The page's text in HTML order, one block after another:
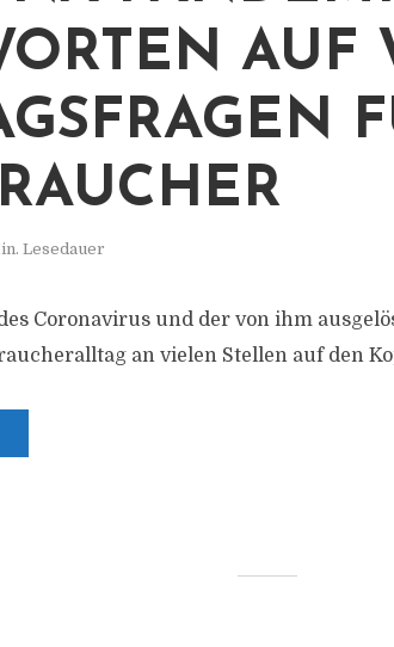
AUF
Lesedauer
Coronavirus und der von ihm
an vielen Stellen auf den